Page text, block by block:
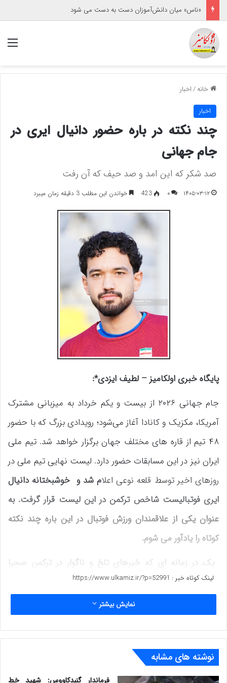
«ناس» میان دانش‌آموزان دست به دست می شود
خانه/اخبار
اخبار
چند نکته در باره حضور دانیال ایری در
جام جهانی
صد شکر که این امد و صد حیف که آن رفت
۱۴۰۵-۰۳-۱۲ ۰ 423 خواندن این مطلب 3 دقیقه زمان میبرد
پایگاه خبری اولکامیز – لطیف ایزدی*:
جام جهانی ۲۰۲۶ از بیست و یکم خرداد به میزبانی مشترک
آمریکا، مکزیک و کانادا آغاز می‌شود؛ رویدادی بزرگ که با حضور
۴۸ تیم از قاره های مختلف جهان برگزار خواهد شد. تیم ملی
ایران نیز در این مسابقات حضور دارد. لیست نهایی تیم ملی در
روزهای اخیر توسط قلعه نوعی اعلام شد و خوشبختانه دانیال
ایری فوتبالیست شاخص ترکمن در این لیست قرار گرفت. به
عنوان یکی از علاقمندان ورزش فوتبال در این باره چند نکته
کوتاه را یادآور می شوم.
یک. در زمانه ای که خبرهای تلخ و ناگوار در ترکمن صحرا
بیشتر به گوش می رسد که روح آدمی می آزارد خبر ورود یک
جوان ترکمن به تیم ملی فوتبال خبری امیدوار کننده و خوشایند
در بین ترکمنها دارد جوانی از محله طعنه آق قلا به ضرب چاقو
به قتل رسید که حادثه ای دردناک بود.
ایمر گنبد خودخواسته به زندگی اش پایان داد و چندین خانواده
لینک کوتاه خبر : https://www.ulkamiz.ir/?p=52991
نمایش بیشتر
نوشته های مشابه
فرماندار گنبدکاووس: شهید خط